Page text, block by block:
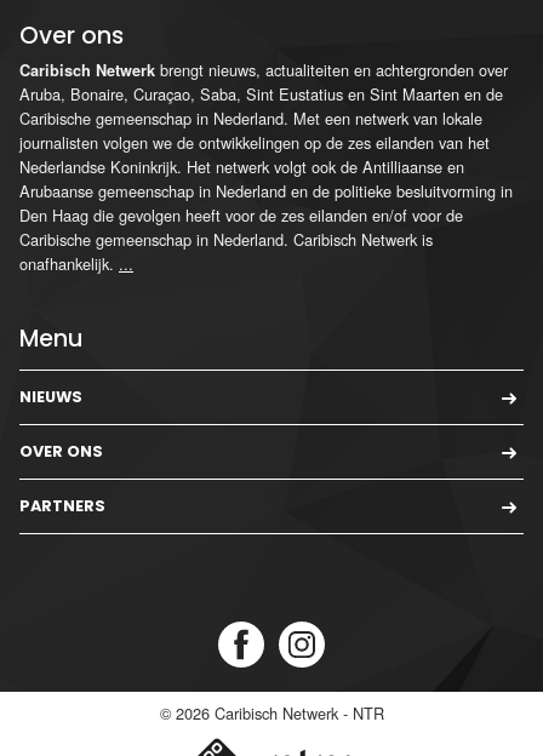
Over ons
Caribisch Netwerk brengt nieuws, actualiteiten en achtergronden over
Aruba, Bonaire, Curaçao, Saba, Sint Eustatius en Sint Maarten en de
Caribische gemeenschap in Nederland. Met een netwerk van lokale
journalisten volgen we de ontwikkelingen op de zes eilanden van het
Nederlandse Koninkrijk. Het netwerk volgt ook de Antilliaanse en
Arubaanse gemeenschap in Nederland en de politieke besluitvorming in
Den Haag die gevolgen heeft voor de zes eilanden en/of voor de
Caribische gemeenschap in Nederland. Caribisch Netwerk is
onafhankelijk. ...
Menu
NIEUWS
OVER ONS
PARTNERS
© 2026 Caribisch Netwerk - NTR